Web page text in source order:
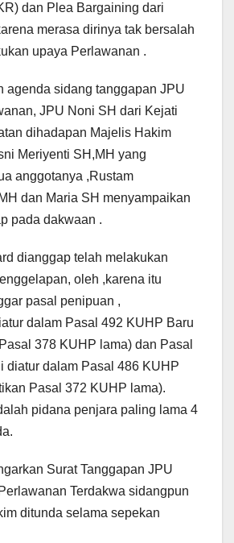
dan Plea Bargaining dari
merasa dirinya tak bersalah
upaya Perlawanan .
agenda sidang tanggapan JPU
JPU Noni SH dari Kejati
dihadapan Majelis Hakim
Meriyenti SH,MH yang
anggotanya ,Rustam
dan Maria SH menyampaikan
pada dakwaan .
dianggap telah melakukan
oleh ,karena itu
pasal penipuan ,
dalam Pasal 492 KUHP Baru
378 KUHP lama) dan Pasal
diatur dalam Pasal 486 KUHP
Pasal 372 KUHP lama).
pidana penjara paling lama 4
Surat Tanggapan JPU
Terdakwa sidangpun
ditunda selama sepekan